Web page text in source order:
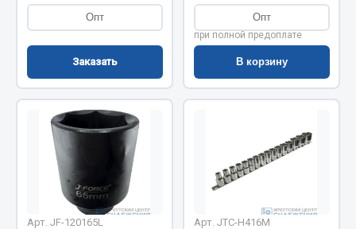
Рукава высокого давления
Показать ещё
Весь раздел
Автомобильная электрика
Автолампы
Блоки реле и предохранителей
Вилки нагрузочные
Опт
Заказать
Опт
при полной предоплате
В корзину
Арт. JF-120165L Арт. JTC-H416M